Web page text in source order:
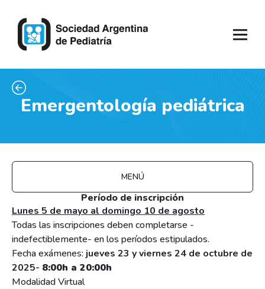
Emergentología pediátrica
MENÚ
Período de inscripción
Lunes 5 de mayo al domingo 10 de agosto
Todas las inscripciones deben completarse -
indefectiblemente- en los períodos estipulados.
Fecha exámenes: jueves 23 y viernes 24 de octubre de
2025- 8:00h a 20:00h
Modalidad Virtual